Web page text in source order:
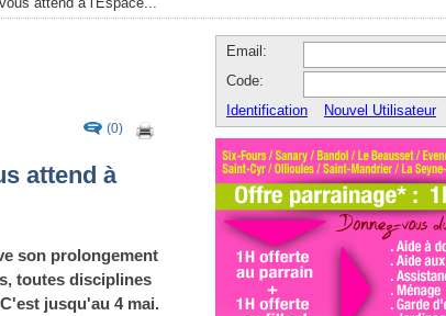
(0)
attend à
son prolongement
toutes disciplines
jusqu'au 4 mai.
Email:
Code:
Identification
Nouvel Utilisateur